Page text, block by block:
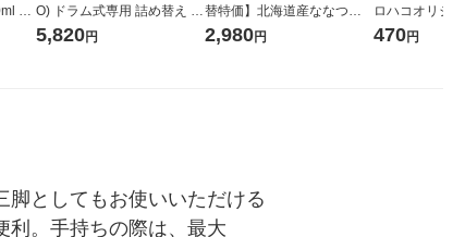
1
O) ドラム式専用 詰め替え メ
ガジャンボ 2300g 1セット
5,820円
替特価】北海道産ななつぼ
し 無洗米 5kg 1袋 令和7年産
2,980円
ロハコオリジ
ックティッシ
470円
としてもお使いいただける
利。手持ちの際は、最大